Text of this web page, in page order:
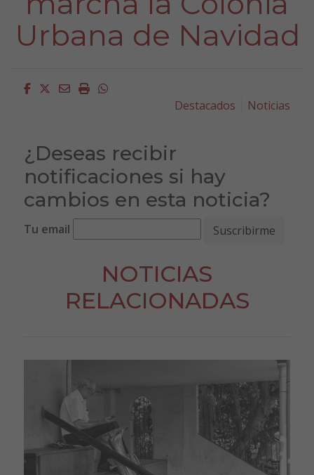
Urbana de Navidad
Facebook
Twitter
EmailImprimirWhatsapp
Destacados
Noticias
¿Deseas recibir
notificaciones si hay
cambios en esta noticia?
Tu email
NOTICIAS
RELACIONADAS